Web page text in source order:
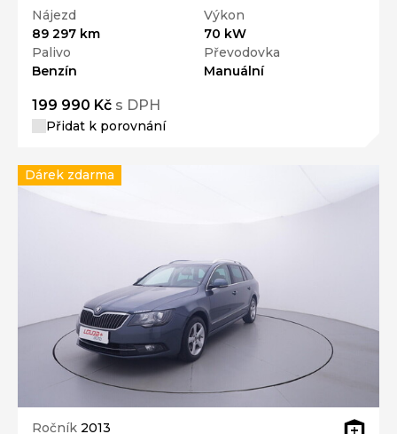
Nájezd
89 297 km
Výkon
70 kW
Palivo
Benzín
Převodovka
Manuální
199 990 Kč s DPH
Přidat k porovnání
Ročník 2013
Dárek zdarma